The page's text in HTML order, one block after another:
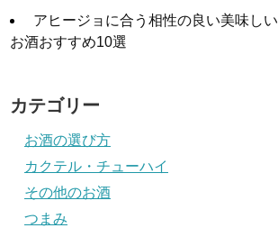
アヒージョに合う相性の良い美味しい
お酒おすすめ10選
カテゴリー
お酒の選び方
カクテル・チューハイ
その他のお酒
つまみ